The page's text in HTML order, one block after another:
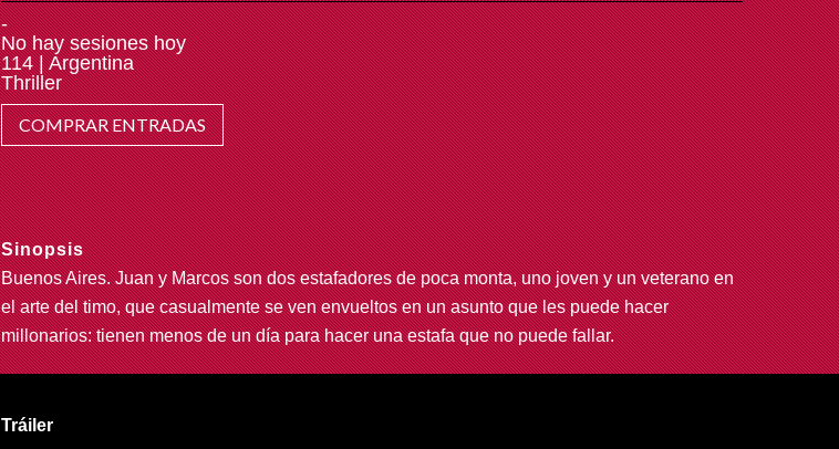
-
No hay sesiones hoy
114 | Argentina
Thriller
COMPRAR ENTRADAS
Sinopsis
Buenos Aires. Juan y Marcos son dos estafadores de poca monta, uno joven y un veterano en
el arte del timo, que casualmente se ven envueltos en un asunto que les puede hacer
millonarios: tienen menos de un día para hacer una estafa que no puede fallar.
Tráiler